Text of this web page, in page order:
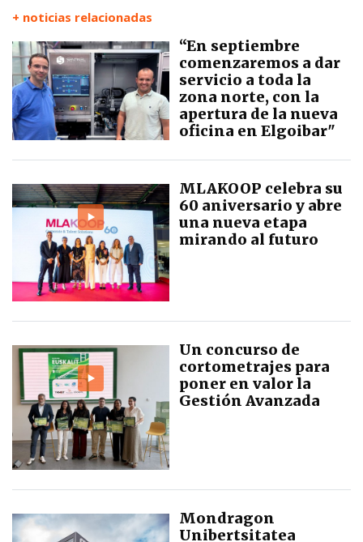
+ noticias relacionadas
“En septiembre
comenzaremos a dar
servicio a toda la
zona norte, con la
apertura de la nueva
oficina en Elgoibar"
MLAKOOP celebra su
60 aniversario y abre
una nueva etapa
mirando al futuro
Un concurso de
cortometrajes para
poner en valor la
Gestión Avanzada
Mondragon
Unibertsitatea